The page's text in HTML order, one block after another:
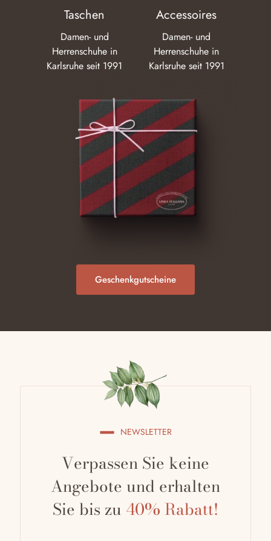
Taschen
Damen- und
Herrenschuhe in
Karlsruhe seit 1991
Geschenkgutscheine
Accessoires
Damen- und
Herrenschuhe in
Karlsruhe seit 1991
NEWSLETTER
Verpassen Sie keine
Angebote und erhalten
Sie bis zu 40% Rabatt!